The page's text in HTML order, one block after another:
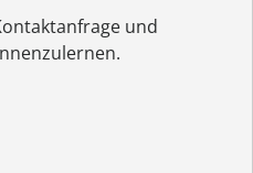
und